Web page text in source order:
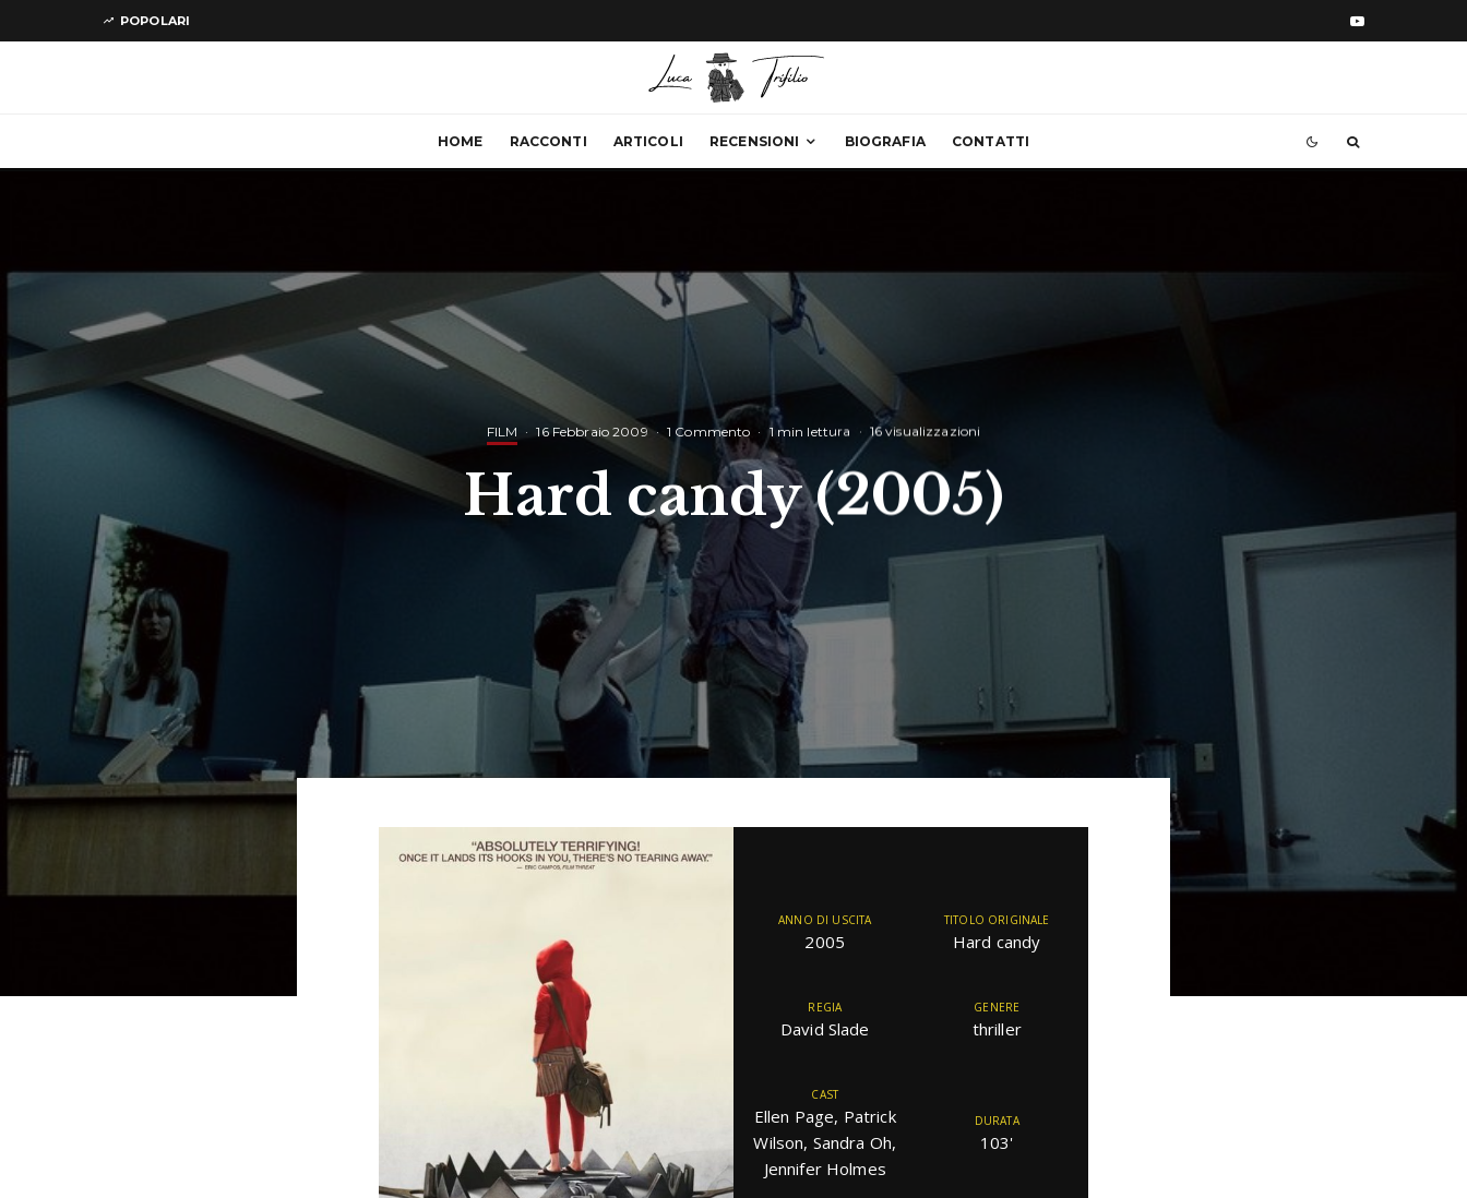
POPOLARI
HOME RACCONTI ARTICOLI RECENSIONI BIOGRAFIA CONTATTI
FILM · 16 Febbraio 2009 · 1 Commento · 1 min lettura · 16 visualizzazioni
Hard candy (2005)
ANNO DI USCITA
2005
TITOLO ORIGINALE
Hard candy
REGIA
David Slade
GENERE
thriller
CAST
Ellen Page, Patrick
Wilson, Sandra Oh,
Jennifer Holmes
DURATA
103'